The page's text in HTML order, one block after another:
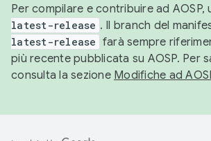
Per compilare e contribuire ad AOSP,
latest-release . Il branch del
latest-release farà sempre
più recente pubblicata su AOSP. Per
consulta la sezione Modifiche ad